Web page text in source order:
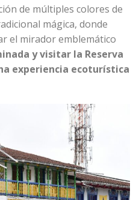
de múltiples colores de
mágica, donde
el mirador emblemático
y visitar la Reserva
experiencia ecoturística